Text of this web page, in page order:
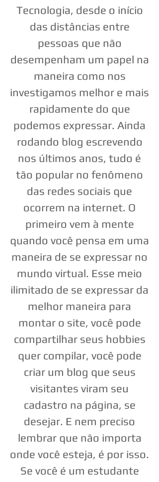
Tecnologia, desde o início
das distâncias entre
pessoas que não
desempenham um papel na
maneira como nos
investigamos melhor e mais
rapidamente do que
podemos expressar. Ainda
rodando blog escrevendo
nos últimos anos, tudo é
tão popular no fenômeno
das redes sociais que
ocorrem na internet. O
primeiro vem à mente
quando você pensa em uma
maneira de se expressar no
mundo virtual. Esse meio
ilimitado de se expressar da
melhor maneira para
montar o site, você pode
compartilhar seus hobbies
quer compilar, você pode
criar um blog que seus
visitantes viram seu
cadastro na página, se
desejar. E nem preciso
lembrar que não importa
onde você esteja, é por isso.
Se você é um estudante